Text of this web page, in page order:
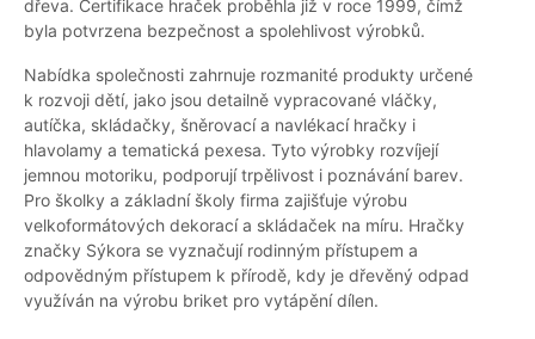
dřeva. Certifikace hraček proběhla již v roce 1999, čímž
byla potvrzena bezpečnost a spolehlivost výrobků.
Nabídka společnosti zahrnuje rozmanité produkty určené
k rozvoji dětí, jako jsou detailně vypracované vláčky,
autíčka, skládačky, šněrovací a navlékací hračky i
hlavolamy a tematická pexesa. Tyto výrobky rozvíjejí
jemnou motoriku, podporují trpělivost i poznávání barev.
Pro školky a základní školy firma zajišťuje výrobu
velkoformátových dekorací a skládaček na míru. Hračky
značky Sýkora se vyznačují rodinným přístupem a
odpovědným přístupem k přírodě, kdy je dřevěný odpad
využíván na výrobu briket pro vytápění dílen.